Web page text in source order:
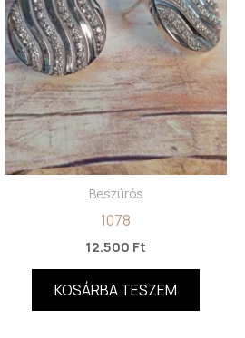
Beszúrós
1078
12.500 Ft
KOSÁRBA TESZEM